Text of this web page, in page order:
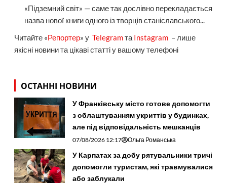
«Підземний світ» — саме так дослівно перекладається
назва нової книги одного із творців станіславського...
Читайте «Репортер» у Telegramта Instagram– лише
якісні новини та цікаві статті у вашому телефоні
ОСТАННІ НОВИНИ
У Франківську місто готове допомогти
з облаштуванням укриттів у будинках,
але під відповідальність мешканців
07/08/2026 12:17 Ольга Романська
У Карпатах за добу рятувальники тричі
допомогли туристам, які травмувалися
або заблукали